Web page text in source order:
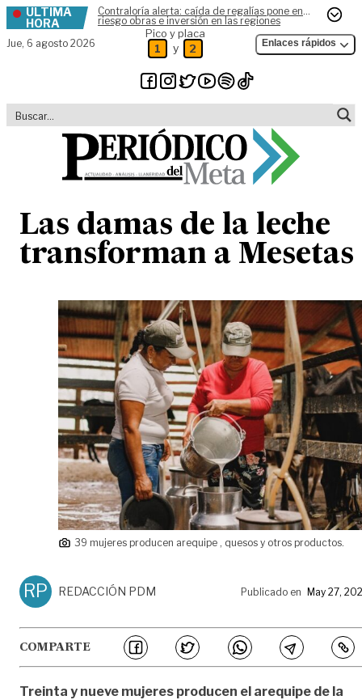
Skip to content
ÚLTIMA
HORA
Contraloría alerta: caída de regalías pone en
riesgo obras e inversión en las regiones
Jue, 6 agosto 2026
Pico y placa
1 y 2 Enlaces rápidos
Las damas de la leche
transforman a Mesetas
39 mujeres producen arequipe , quesos y otros productos.
RP REDACCIÓN PDM Publicado en May 27,
COMPARTE
Treinta y nueve mujeres producen el arequipe de la